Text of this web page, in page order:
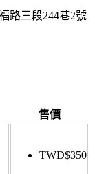
路三段244巷2號
售價
TWD$350